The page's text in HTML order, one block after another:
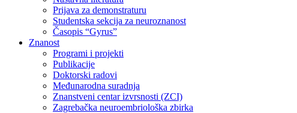
Prijava za demonstraturu
Studentska sekcija za neuroznanost
Časopis “Gyrus”
Znanost
Programi i projekti
Publikacije
Doktorski radovi
Međunarodna suradnja
Znanstveni centar izvrsnosti (ZCI)
Zagrebačka neuroembriološka zbirka